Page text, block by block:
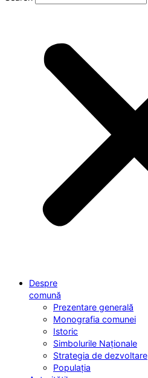
Despre
comună
Prezentare generală
Monografia comunei
Istoric
Simbolurile Naționale
Strategia de dezvoltare
Populația